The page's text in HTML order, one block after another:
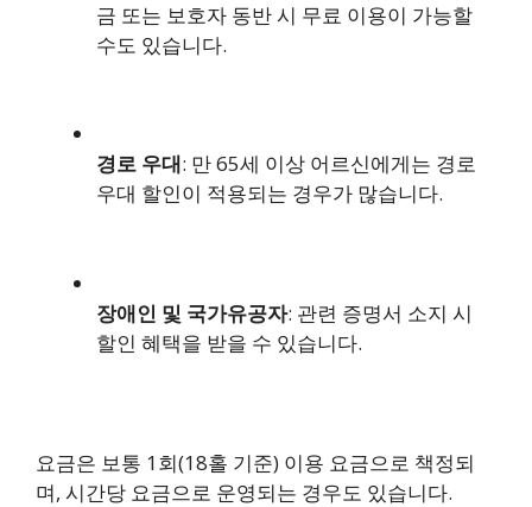
금 또는 보호자 동반 시 무료 이용이 가능할
수도 있습니다.
경로 우대: 만 65세 이상 어르신에게는 경로
우대 할인이 적용되는 경우가 많습니다.
장애인 및 국가유공자: 관련 증명서 소지 시
할인 혜택을 받을 수 있습니다.
요금은 보통 1회(18홀 기준) 이용 요금으로 책정되
며, 시간당 요금으로 운영되는 경우도 있습니다.